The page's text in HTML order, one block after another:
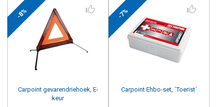
-8%
Carpointgevarendriehoek, E-
keur
-7%
Carpoint Ehbo-set, ´Toerist´